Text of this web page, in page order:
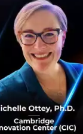
าท
งามออนไลน์ชั้
สหรัฐ (381 ล้าน
ทุนในเครือ